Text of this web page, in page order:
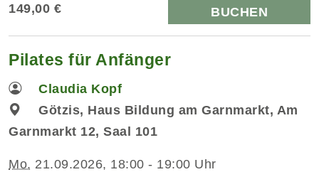
149,00 € BUCHEN
Pilates für Anfänger
Claudia Kopf
Götzis, Haus Bildung am Garnmarkt, Am
Garnmarkt 12, Saal 101
Mo. 21.09.2026, 18:00 - 19:00 Uhr